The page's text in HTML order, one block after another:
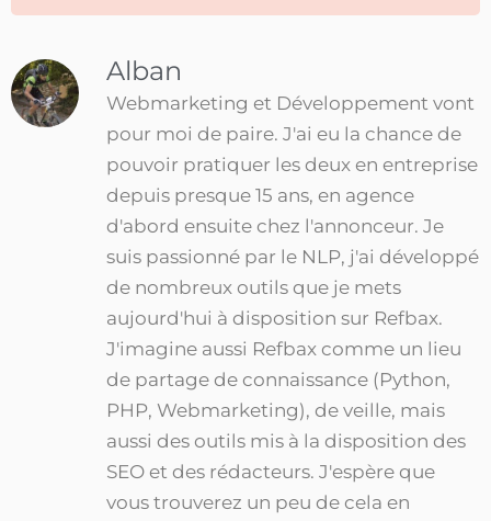
Alban
Webmarketing et Développement vont
pour moi de paire. J'ai eu la chance de
pouvoir pratiquer les deux en entreprise
depuis presque 15 ans, en agence
d'abord ensuite chez l'annonceur. Je
suis passionné par le NLP, j'ai développé
de nombreux outils que je mets
aujourd'hui à disposition sur Refbax.
J'imagine aussi Refbax comme un lieu
de partage de connaissance (Python,
PHP, Webmarketing), de veille, mais
aussi des outils mis à la disposition des
SEO et des rédacteurs. J'espère que
vous trouverez un peu de cela en